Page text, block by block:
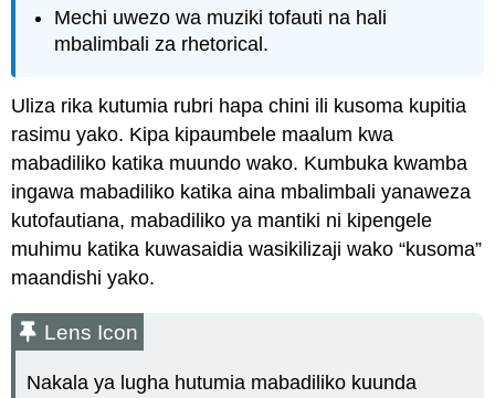
Visual
kujifunza
rubriki
Mechi uwezo wa muziki tofauti na hali
mbalimbali za rhetorical.
Uliza rika kutumia rubri hapa chini ili kusoma kupitia
rasimu yako. Kipa kipaumbele maalum kwa
mabadiliko katika muundo wako. Kumbuka kwamba
ingawa mabadiliko katika aina mbalimbali yanaweza
kutofautiana, mabadiliko ya mantiki ni kipengele
muhimu katika kuwasaidia wasikilizaji wako “kusoma”
maandishi yako.
Lens Icon
Nakala ya lugha hutumia mabadiliko kuunda